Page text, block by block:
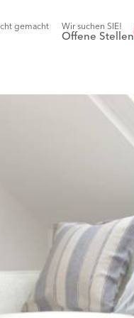
gemacht Wir suchen SIE!
Offene Stellen